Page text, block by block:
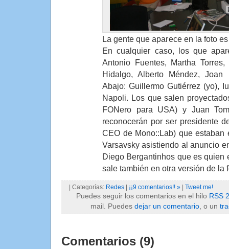
La gente que aparece en la foto
En cualquier caso, los que
Antonio Fuentes, Martha
Hidalgo, Alberto Méndez,
Abajo: Guillermo Gutiérrez (yo),
Napoli. Los que salen
FONero para USA) y Juan
reconocerán por ser presidente
CEO de Mono::Lab) que
Varsavsky asistiendo al anuncio
Diego Bergantinhos que es quien
sale también en otra versión de la
| Categorías: Redes ¡¡9 comentarios!! » Tweet me!
Puedes seguir los comentarios en el hilo RSS
mail. Puedes dejar un comentario, o un
Comentarios (9)